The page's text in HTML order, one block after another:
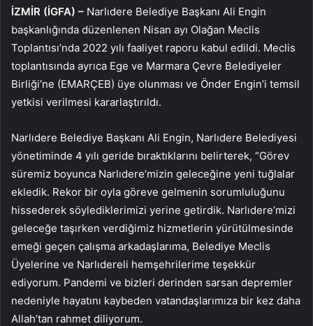
İZMİR (İGFA) – Narlıdere Belediye Başkanı Ali Engin
başkanlığında düzenlenen Nisan ayı Olağan Meclis
Toplantısı’nda 2022 yılı faaliyet raporu kabul edildi. Meclis
toplantısında ayrıca Ege ve Marmara Çevre Belediyeler
Birliği’ne (EMARÇEB) üye olunması ve Önder Engin’i temsil
yetkisi verilmesi kararlaştırıldı.
Narlıdere Belediye Başkanı Ali Engin, Narlıdere Belediyesi
yönetiminde 4 yılı geride bıraktıklarını belirterek, “Görev
süremiz boyunca Narlıdere’mizin geleceğine yeni tuğlalar
ekledik. Rekor bir oyla göreve gelmenin sorumluluğunu
hissederek söylediklerimizi yerine getirdik. Narlıdere’mizi
geleceğe taşırken verdiğimiz hizmetlerin yürütülmesinde
emeği geçen çalışma arkadaşlarıma, Belediye Meclis
Üyelerine ve Narlıdereli hemşehrilerime teşekkür
ediyorum. Pandemi ve bizleri derinden sarsan depremler
nedeniyle hayatını kaybeden vatandaşlarımıza bir kez daha
Allah’tan rahmet diliyorum.